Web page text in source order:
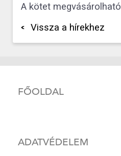
A kötet megvásárolható
Vissza a hírekhez
FŐOLDAL
ADATVÉDELEM